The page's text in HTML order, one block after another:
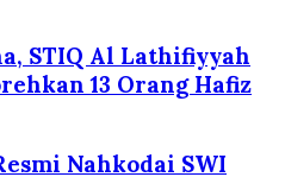
STIQ Al Lathifiyyah
13 Orang Hafiz
Nahkodai SWI